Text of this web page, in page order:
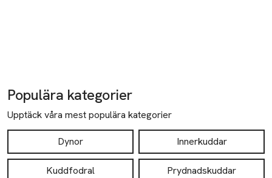
Populära kategorier
Upptäck våra mest populära kategorier
Dynor Innerkuddar
Kuddfodral Prydnadskuddar